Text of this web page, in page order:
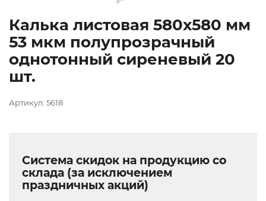
Калька листовая 580х580 мм
53 мкм полупрозрачный
однотонный сиреневый 20
шт.
Артикул: 5618
Система скидок на продукцию со
склада (за исключением
праздничных акций)